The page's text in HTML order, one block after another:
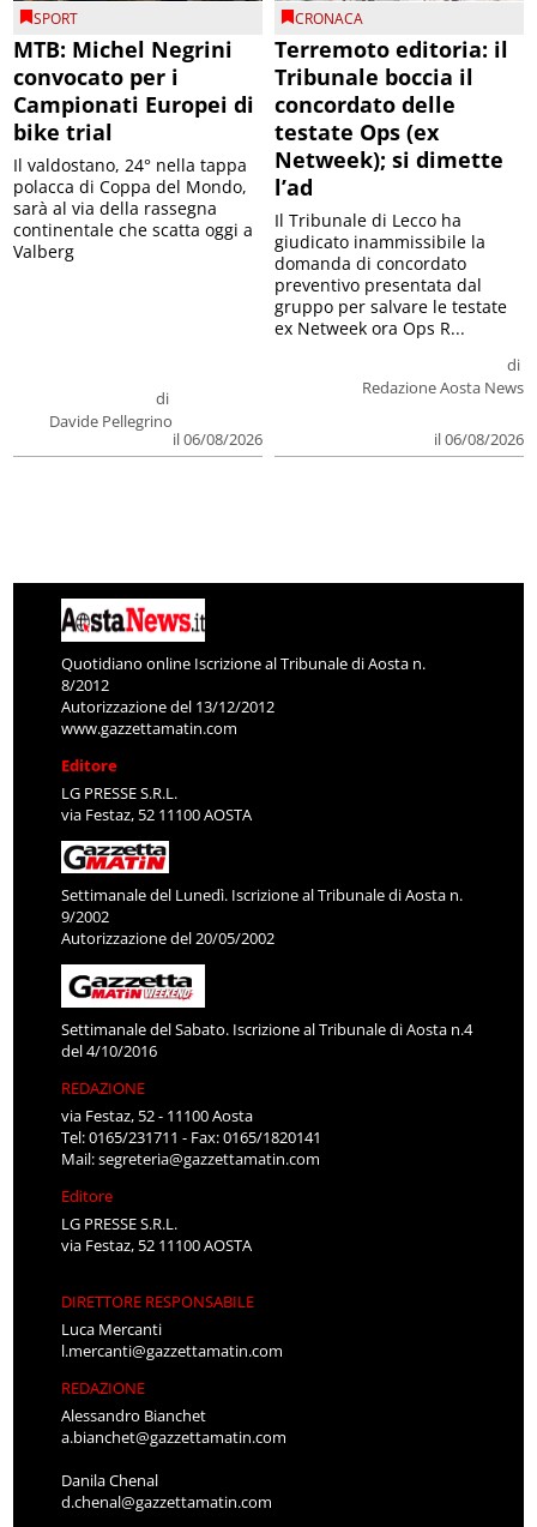
SPORT
MTB: Michel Negrini
convocato per i
Campionati Europei di
bike trial
di
Davide Pellegrino
il 06/08/2026
Il valdostano, 24° nella tappa
polacca di Coppa del Mondo,
sarà al via della rassegna
continentale che scatta oggi a
Valberg
CRONACA
Terremoto editoria: il
Tribunale boccia il
concordato delle
testate Ops (ex
Netweek); si dimette
l’ad
di
Redazione Aosta News
il 06/08/2026
Il Tribunale di Lecco ha
giudicato inammissibile la
domanda di concordato
preventivo presentata dal
gruppo per salvare le testate
ex Netweek ora Ops R...
Quotidiano online Iscrizione al Tribunale di Aosta n.
8/2012
Autorizzazione del 13/12/2012
www.gazzettamatin.com
Editore
LG PRESSE S.R.L.
via Festaz, 52 11100 AOSTA
Settimanale del Lunedì. Iscrizione al Tribunale di Aosta n.
9/2002
Autorizzazione del 20/05/2002
Settimanale del Sabato. Iscrizione al Tribunale di Aosta n.4
del 4/10/2016
REDAZIONE
via Festaz, 52 - 11100 Aosta
Tel: 0165/231711 - Fax: 0165/1820141
Mail:segreteria@gazzettamatin.com
Editore
LG PRESSE S.R.L.
via Festaz, 52 11100 AOSTA
DIRETTORE RESPONSABILE
Luca Mercanti
l.mercanti@gazzettamatin.com
REDAZIONE
Alessandro Bianchet
a.bianchet@gazzettamatin.com
Danila Chenal
d.chenal@gazzettamatin.com